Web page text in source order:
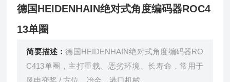
德国HEIDENHAIN绝对式角度编码器ROC4
13单圈
简要描述：德国HEIDENHAIN绝对式角度编码器RO
C413单圈，主打重载、恶劣环境、长寿命，常用于
风电变桨 / 方位、冶金、港口机械。